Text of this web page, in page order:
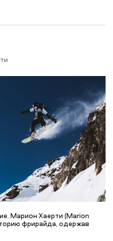
Марион Хаерти (Marion
фрирайда, одержав